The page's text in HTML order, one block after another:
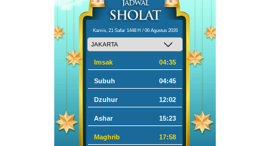
Kamis, 21 Safar 1448 H / 06 Agustus 2026
Imsak 04:35
Subuh 04:45
Dzuhur 12:02
Ashar 15:23
Maghrib 17:58